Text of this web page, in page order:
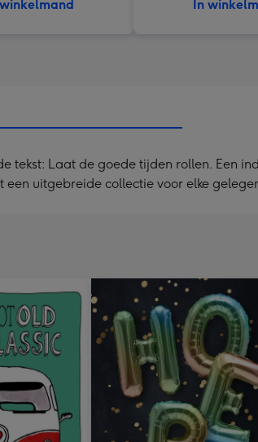
In
tekst: Laat de goede tijden rollen. Een
uitgebreide collectie voor elke